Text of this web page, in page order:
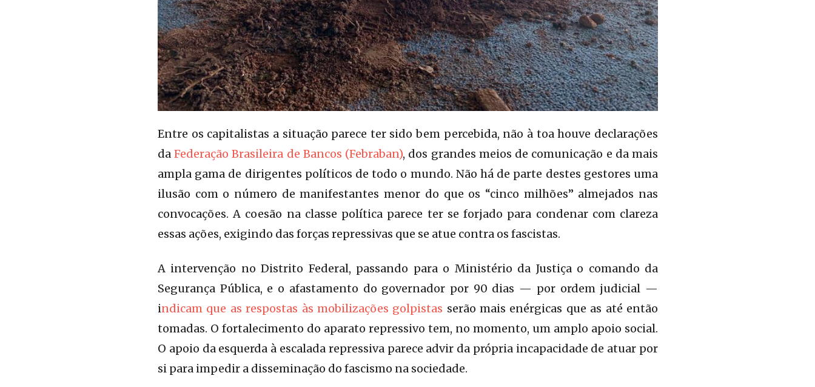
Entre os capitalistas a situação parece ter sido bem percebida, não à toa houve declarações
daFederação Brasileira de Bancos (Febraban), dos grandes meios de comunicação e da mais
ampla gama de dirigentes políticos de todo o mundo. Não há de parte destes gestores uma
ilusão com o número de manifestantes menor do que os “cinco milhões” almejados nas
convocações. A coesão na classe política parece ter se forjado para condenar com clareza
essas ações, exigindo das forças repressivas que se atue contra os fascistas.
A intervenção no Distrito Federal, passando para o Ministério da Justiça o comando da
Segurança Pública, e o afastamento do governador por 90 dias — por ordem judicial —
indicam que as respostas às mobilizações golpistas serão mais enérgicas que as até então
tomadas. O fortalecimento do aparato repressivo tem, no momento, um amplo apoio social.
O apoio da esquerda à escalada repressiva parece advir da própria incapacidade de atuar por
si para impedir a disseminação do fascismo na sociedade.